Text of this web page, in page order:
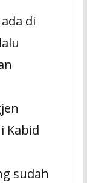
di
Kabid
sudah